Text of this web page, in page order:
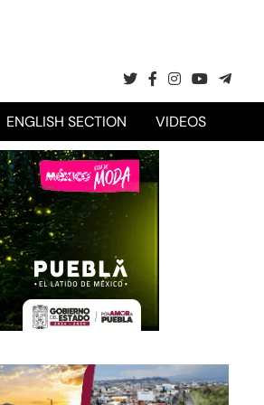
ENGLISH SECTION VIDEOS